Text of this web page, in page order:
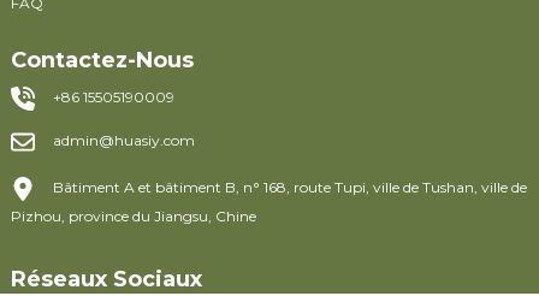
Contactez-Nous
+86 15505190009
admin@huasiy.com
Bâtiment A et bâtiment B, n° 168, route Tupi, ville de Tushan, ville de
Pizhou, province du Jiangsu, Chine
Réseaux Sociaux